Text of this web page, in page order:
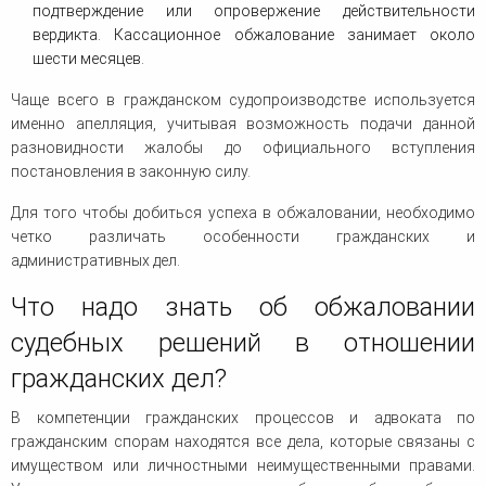
подтверждение или опровержение действительности
вердикта. Кассационное обжалование занимает около
шести месяцев.
Чаще всего в гражданском судопроизводстве используется
именно апелляция, учитывая возможность подачи данной
разновидности жалобы до официального вступления
постановления в законную силу.
Для того чтобы добиться успеха в обжаловании, необходимо
четко различать особенности гражданских и
административных дел.
Что надо знать об обжаловании
судебных решений в отношении
гражданских дел?
В компетенции гражданских процессов и адвоката по
гражданским спорам находятся все дела, которые связаны с
имуществом или личностными неимущественными правами.